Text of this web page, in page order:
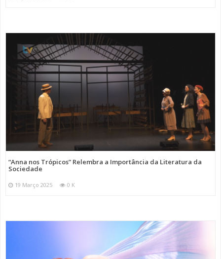
“Anna nos Trópicos” Relembra a Importância da Literatura da
Sociedade
19 Março 2025 0 K